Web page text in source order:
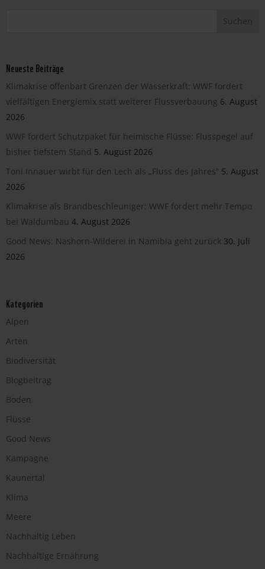
Neueste Beiträge
Klimakrise offenbart Grenzen der Wasserkraft: WWF fordert
vielfältigen Energiemix statt weiterer Flussverbauung 6. August
2026
WWF fordert Schutzpaket für heimische Flüsse: Flusspegel auf
bisher tiefstem Stand 5. August 2026
Toni Innauer wirbt für den Lech als „Fluss des Jahres“ 5. August
2026
Klimakrise als Brandbeschleuniger: WWF fordert mehr Tempo
bei Waldumbau 4. August 2026
Good News: Nashorn-Wilderei in Namibia geht zurück 30. Juli
2026
Kategorien
Alpen
Arten
Biodiversität
Blogbeitrag
Boden
Flüsse
Good News
Kampagne
Kaunertal
Klima
Meere
Nachhaltig Leben
Nachhaltige Ernährung